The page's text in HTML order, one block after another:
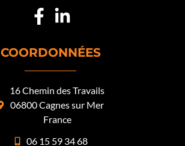
COORDONNÉES
16 Chemin des Travails
06800 Cagnes sur Mer
France
06 15 59 34 68